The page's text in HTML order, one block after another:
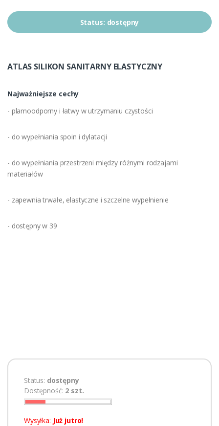
Status: dostępny
ATLAS SILIKON SANITARNY ELASTYCZNY
Najważniejsze cechy
- plamoodporny i łatwy w utrzymaniu czystości
- do wypełniania spoin i dylatacji
- do wypełniania przestrzeni między różnymi rodzajami
materiałów
- zapewnia trwałe, elastyczne i szczelne wypełnienie
- dostępny w 39
Status: dostępny
Dostępność: 2 szt.
Wysyłka: Już jutro!